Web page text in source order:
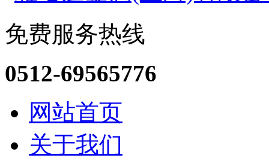
免费服务热线
0512-69565776
网站首页
关于我们